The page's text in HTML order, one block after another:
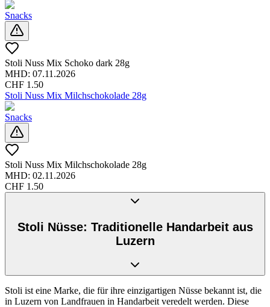
Snacks
Stoli Nuss Mix Schoko dark 28g
MHD: 07.11.2026
CHF 1.50
Stoli Nuss Mix Milchschokolade 28g
Snacks
Stoli Nuss Mix Milchschokolade 28g
MHD: 02.11.2026
CHF 1.50
Stoli Nüsse: Traditionelle Handarbeit aus
Luzern
Stoli ist eine Marke, die für ihre einzigartigen Nüsse bekannt ist, die
in Luzern von Landfrauen in Handarbeit veredelt werden. Diese